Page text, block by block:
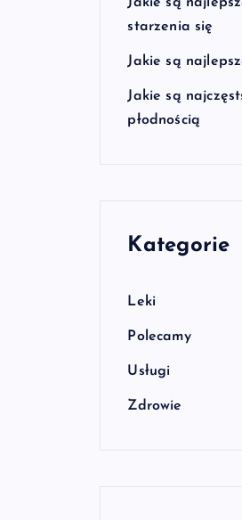
starzenia się
Jakie są
Jakie są
płodnością
Kategorie
Leki
Polecamy
Usługi
Zdrowie